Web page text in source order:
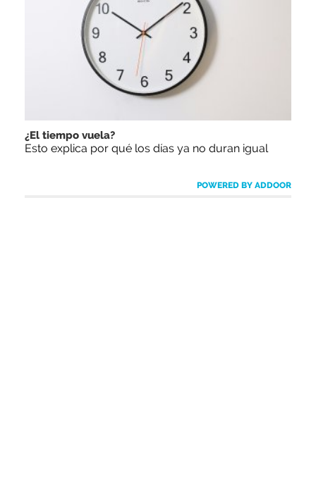
¿El tiempo vuela?
Esto explica por qué los días ya no duran igual
POWERED BY ADDOOR